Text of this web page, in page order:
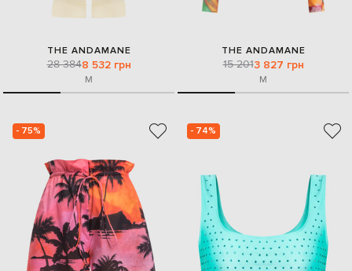
THE ANDAMANE
28 3848 532 грн
M
THE ANDAMANE
15 2013 827 грн
M
- 75% - 74%